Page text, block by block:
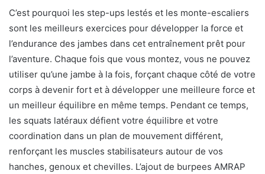
C’est pourquoi les step-ups lestés et les monte-escaliers
sont les meilleurs exercices pour développer la force et
l’endurance des jambes dans cet entraînement prêt pour
l’aventure. Chaque fois que vous montez, vous ne pouvez
utiliser qu’une jambe à la fois, forçant chaque côté de votre
corps à devenir fort et à développer une meilleure force et
un meilleur équilibre en même temps. Pendant ce temps,
les squats latéraux défient votre équilibre et votre
coordination dans un plan de mouvement différent,
renforçant les muscles stabilisateurs autour de vos
hanches, genoux et chevilles. L’ajout de burpees AMRAP